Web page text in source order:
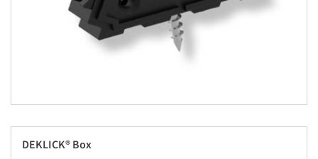
DEKLICK® Box